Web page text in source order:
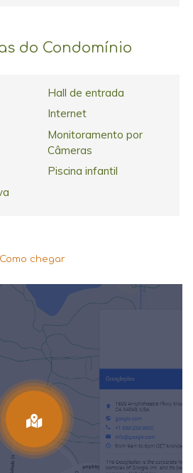
do Condomínio
Hall de entrada
Internet
Monitoramento por
Câmeras
Piscina infantil
Como chegar